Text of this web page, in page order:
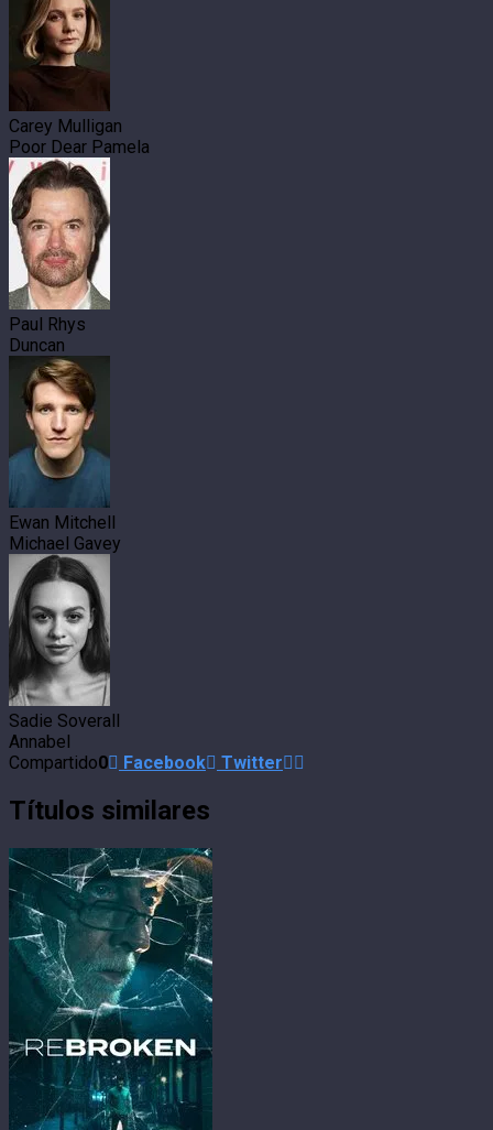
Carey Mulligan
Poor Dear Pamela
Paul Rhys
Duncan
Ewan Mitchell
Michael Gavey
Sadie Soverall
Annabel
Compartido0 Facebook Twitter
Títulos similares